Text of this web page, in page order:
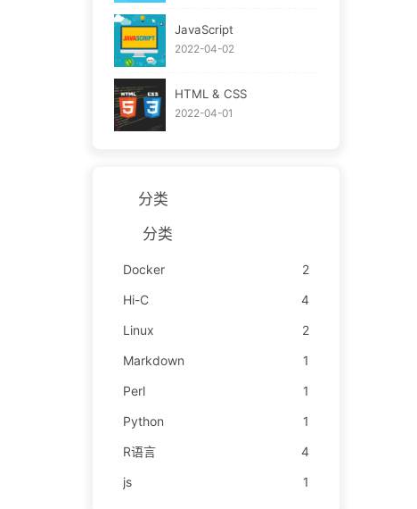
JavaScript
2022-04-02
HTML & CSS
2022-04-01
分类
分类
Docker
2
Hi-C
4
Linux
2
Markdown
1
Perl
1
Python
1
R语言
4
js
1